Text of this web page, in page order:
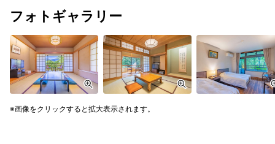
フォトギャラリー
画像をクリックすると拡大表示されます。